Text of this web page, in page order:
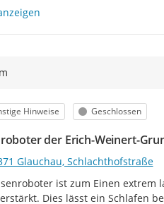
Hinweise Status
Geschlossen
der Erich-Weinert-
Glauchau, Schlachthofstraße
ist zum Einen extrem
Dies lässt ein Schlafen